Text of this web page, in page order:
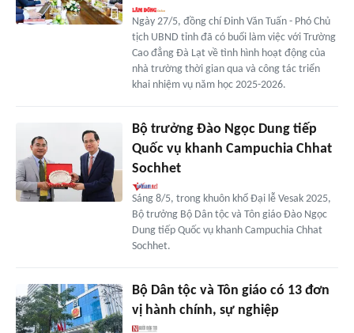
Ngày 27/5, đồng chí Đinh Văn Tuấn - Phó Chủ
tịch UBND tỉnh đã có buổi làm việc với Trường
Cao đẳng Đà Lạt về tình hình hoạt động của
nhà trường thời gian qua và công tác triển
khai nhiệm vụ năm học 2025-2026.
Bộ trưởng Đào Ngọc Dung tiếp
Quốc vụ khanh Campuchia Chhat
Sochhet
Sáng 8/5, trong khuôn khổ Đại lễ Vesak 2025,
Bộ trưởng Bộ Dân tộc và Tôn giáo Đào Ngọc
Dung tiếp Quốc vụ khanh Campuchia Chhat
Sochhet.
Bộ Dân tộc và Tôn giáo có 13 đơn
vị hành chính, sự nghiệp